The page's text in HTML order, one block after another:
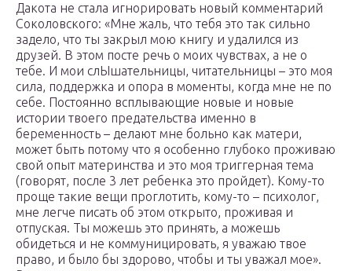
Дакота не стала игнорировать новый комментарий
Соколовского: «Мне жаль, что тебя это так сильно
задело, что ты закрыл мою книгу и удалился из
друзей. В этом посте речь о моих чувствах, а не о
тебе. И мои слЫшательницы, читательницы – это моя
сила, поддержка и опора в моменты, когда мне не по
себе. Постоянно всплывающие новые и новые
истории твоего предательства именно в
беременность – делают мне больно как матери,
может быть потому что я особенно глубоко проживаю
свой опыт материнства и это моя триггерная тема
(говорят, после 3 лет ребенка это пройдет). Кому-то
проще такие вещи проглотить, кому-то – психолог,
мне легче писать об этом открыто, проживая и
отпуская. Ты можешь это принять, а можешь
обидеться и не коммуницировать, я уважаю твое
право, и было бы здорово, чтобы и ты уважал мое».